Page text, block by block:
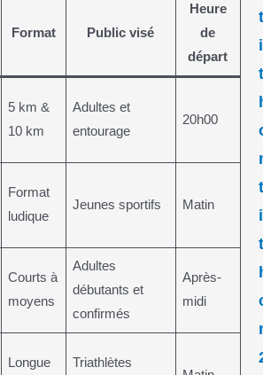
Format Public visé
Heure
de
départ
5 km &
10 km
Adultes et
entourage
20h00
Format
ludique
Jeunes sportifs Matin
Courts à
moyens
Adultes
débutants et
confirmés
Après-
midi
Longue
Triathlètes